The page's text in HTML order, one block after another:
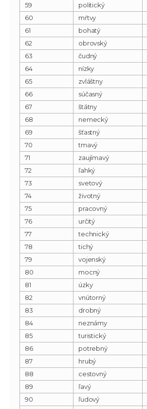
59
politický
60
mŕtvy
61
bohatý
62
obrovský
63
čudný
64
nízky
65
zvláštny
66
súčasný
67
štátny
68
nemecký
69
šťastný
70
tmavý
71
zaujímavý
72
ľahký
73
svetový
74
životný
75
pracovný
76
určitý
77
technický
78
tichý
79
vojenský
80
mocný
81
úzky
82
vnútorný
83
drobný
84
neznámy
85
turistický
86
potrebný
87
hrubý
88
cestovný
89
ľavý
90
ľudový